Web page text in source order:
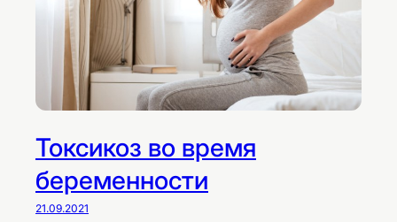
Токсикоз во время
беременности
21.09.2021